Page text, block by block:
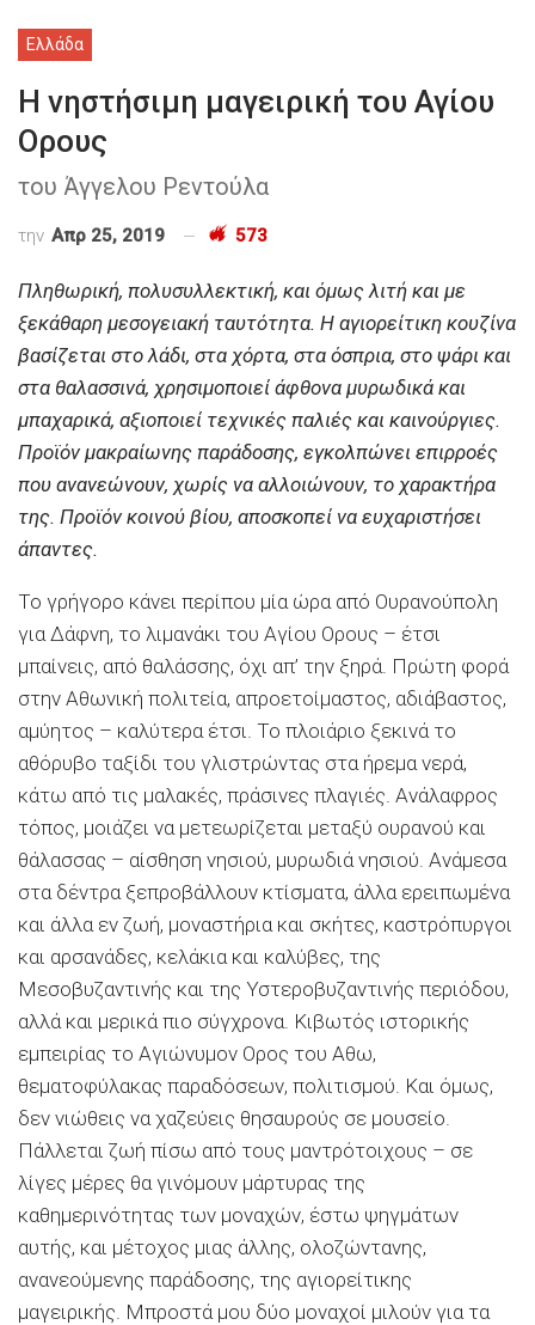
Ελλάδα
Η νηστήσιμη μαγειρική του Αγίου
Ορους
του Άγγελου Ρεντούλα
την Απρ 25, 2019 573
Πληθωρική, πολυσυλλεκτική, και όμως λιτή και με
ξεκάθαρη μεσογειακή ταυτότητα. Η αγιορείτικη κουζίνα
βασίζεται στο λάδι, στα χόρτα, στα όσπρια, στο ψάρι και
στα θαλασσινά, χρησιμοποιεί άφθονα μυρωδικά και
μπαχαρικά, αξιοποιεί τεχνικές παλιές και καινούργιες.
Προϊόν μακραίωνης παράδοσης, εγκολπώνει επιρροές
που ανανεώνουν, χωρίς να αλλοιώνουν, το χαρακτήρα
της. Προϊόν κοινού βίου, αποσκοπεί να ευχαριστήσει
άπαντες.
Το γρήγορο κάνει περίπου μία ώρα από Ουρανούπολη
για Δάφνη, το λιμανάκι του Αγίου Ορους – έτσι
μπαίνεις, από θαλάσσης, όχι απ’ την ξηρά. Πρώτη φορά
στην Αθωνική πολιτεία, απροετοίμαστος, αδιάβαστος,
αμύητος – καλύτερα έτσι. Το πλοιάριο ξεκινά το
αθόρυβο ταξίδι του γλιστρώντας στα ήρεμα νερά,
κάτω από τις μαλακές, πράσινες πλαγιές. Ανάλαφρος
τόπος, μοιάζει να μετεωρίζεται μεταξύ ουρανού και
θάλασσας – αίσθηση νησιού, μυρωδιά νησιού. Ανάμεσα
στα δέντρα ξεπροβάλλουν κτίσματα, άλλα ερειπωμένα
και άλλα εν ζωή, μοναστήρια και σκήτες, καστρόπυργοι
και αρσανάδες, κελάκια και καλύβες, της
Μεσοβυζαντινής και της Υστεροβυζαντινής περιόδου,
αλλά και μερικά πιο σύγχρονα. Κιβωτός ιστορικής
εμπειρίας το Αγιώνυμον Ορος του Αθω,
θεματοφύλακας παραδόσεων, πολιτισμού. Και όμως,
δεν νιώθεις να χαζεύεις θησαυρούς σε μουσείο.
Πάλλεται ζωή πίσω από τους μαντρότοιχους – σε
λίγες μέρες θα γινόμουν μάρτυρας της
καθημερινότητας των μοναχών, έστω ψηγμάτων
αυτής, και μέτοχος μιας άλλης, ολοζώντανης,
ανανεούμενης παράδοσης, της αγιορείτικης
μαγειρικής. Μπροστά μου δύο μοναχοί μιλούν για τα